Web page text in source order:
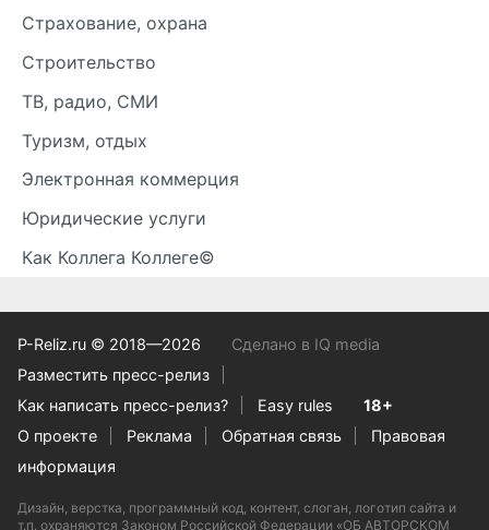
Страхование, охрана
Строительство
ТВ, радио, СМИ
Туризм, отдых
Электронная коммерция
Юридические услуги
Как Коллега Коллеге©
P-Reliz.ru © 2018—2026
Сделано в IQ media
Разместить пресс-релиз
Как написать пресс-релиз?
Easy rules
18+
О проекте
Реклама Обратная связь
Правовая
информация
Дизайн, верстка, программный код, контент, слоган, логотип сайта и
т.п. охраняются Законом Российской Федерации «ОБ АВТОРСКОМ